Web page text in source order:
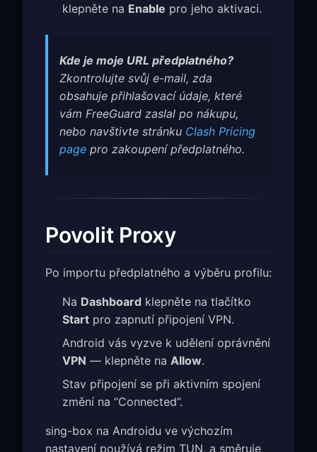
klepněte na Enable pro jeho aktivaci.
Kde je moje URL předplatného?
Zkontrolujte svůj e-mail, zda
obsahuje přihlašovací údaje, které
vám FreeGuard zaslal po nákupu,
nebo navštivte stránku Clash Pricing
page pro zakoupení předplatného.
Povolit Proxy
Po importu předplatného a výběru profilu:
Na Dashboard klepněte na tlačítko
Start pro zapnutí připojení VPN.
Android vás vyzve k udělení oprávnění
VPN — klepněte na Allow.
Stav připojení se při aktivním spojení
změní na “Connected”.
sing-box na Androidu ve výchozím
nastavení používá režim TUN, a směruje